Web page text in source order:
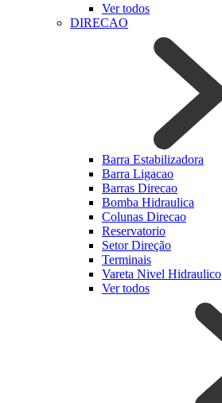
Ver todos
DIRECAO
Barra Estabilizadora
Barra Ligacao
Barras Direcao
Bomba Hidraulica
Colunas Direcao
Reservatorio
Setor Direção
Terminais
Vareta Nivel Hidraulico
Ver todos